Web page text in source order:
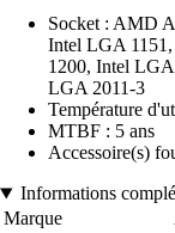
Socket : AMD
Intel LGA
1200, Intel
LGA 2011-3
Température
MTBF : 5 ans
Accessoire(s)
Informations
Marque